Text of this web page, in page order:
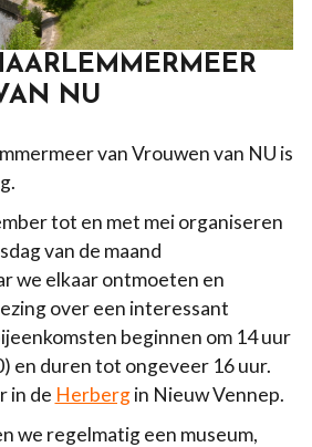
NU
van Vrouwen van NU is
tot en met mei organiseren
van de maand
we elkaar ontmoeten en
over een interessant
beginnen om 14 uur
en duren tot ongeveer 16 uur.
in de Herbergin Nieuw Vennep.
we regelmatig een museum,